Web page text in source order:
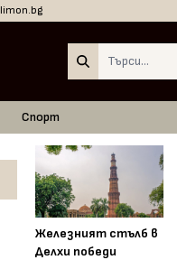
limon.bg
Спорт
Железният стълб в
Делхи победи